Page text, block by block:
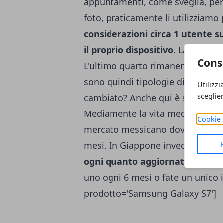
Cookie
foto, praticamente li utilizziamo
considerazioni circa 1 utente
il proprio dispositivo. La metà
L'ultimo quarto rimanente
sono quindi tipologie di utenti
cambiato? Anche qui è stato
Mediamente la vita media di un
mercato messicano dove
mesi. In Giappone invece si sale
ogni quanto aggiornate il
uno ogni 6 mesi o fate un
prodotto='Samsung Galaxy S7']